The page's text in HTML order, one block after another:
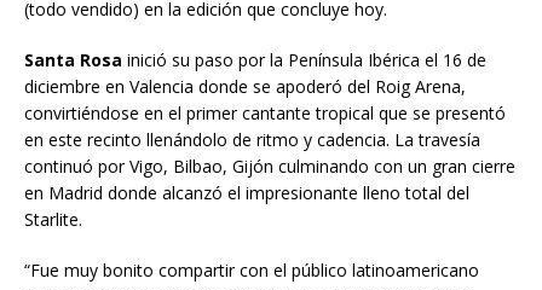
(todo vendido) en la edición que concluye hoy.
Santa Rosa inició su paso por la Península Ibérica el 16 de
diciembre en Valencia donde se apoderó del Roig Arena,
convirtiéndose en el primer cantante tropical que se presentó
en este recinto llenándolo de ritmo y cadencia. La travesía
continuó por Vigo, Bilbao, Gijón culminando con un gran cierre
en Madrid donde alcanzó el impresionante lleno total del
Starlite.
“Fue muy bonito compartir con el público latinoamericano